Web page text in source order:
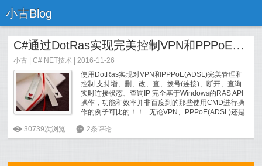
小古Blog
C#通过DotRas实现完美控制VPN和PPPoE(ADSL)
小古 |C# NET技术 | 2016-11-26
使用DotRas实现对VPN和PPPoE(ADSL)完美管理和
控制 支持增、删、改、查、拨号(连接)、断开、查询
实时连接状态、查询IP 完全基于Windows的RAS API
操作，功能和效率并非百度到的那些使用CMD进行操
作的例子可比的！！ 无论VPN、PPPoE(ADSL)还是
[阅读全文]
ė 30739次浏览 6 2条评论